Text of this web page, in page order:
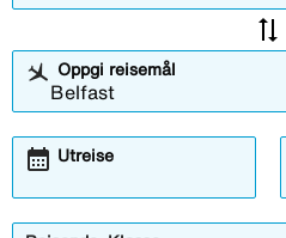
sync_alt
Oppgi reisemål
Utreise
calendar_month